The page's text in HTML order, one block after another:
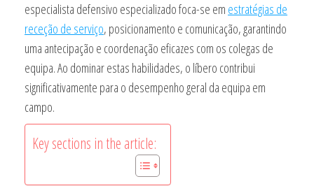
especialista defensivo especializado foca-se em estratégias de
receção de serviço, posicionamento e comunicação, garantindo
uma antecipação e coordenação eficazes com os colegas de
equipa. Ao dominar estas habilidades, o líbero contribui
significativamente para o desempenho geral da equipa em
campo.
Key sections in the article: